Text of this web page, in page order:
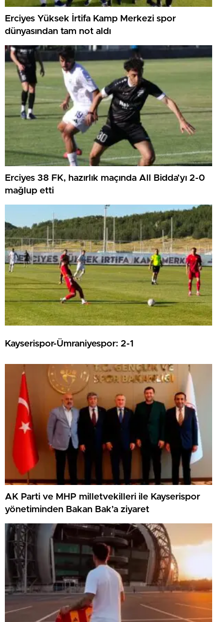
Erciyes Yüksek İrtifa Kamp Merkezi spor
dünyasından tam not aldı
Erciyes 38 FK, hazırlık maçında All Bidda’yı 2-0
mağlup etti
Kayserispor-Ümraniyespor: 2-1
AK Parti ve MHP milletvekilleri ile Kayserispor
yönetiminden Bakan Bak’a ziyaret